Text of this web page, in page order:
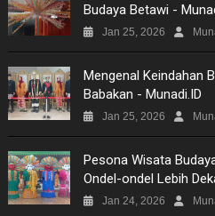
MUSIC
PICTURES
SITEMAP
Budaya Betawi -
Jan 25, 2026
Mengenal Keindahan
Babakan - Munadi.ID
Jan 25, 2026
Pesona Wisata
Ondel-ondel Lebih
Jan 24, 2026